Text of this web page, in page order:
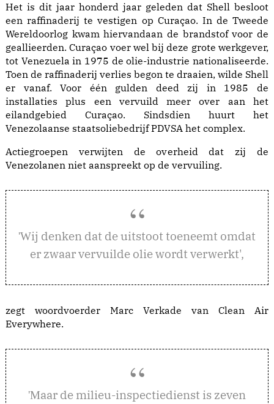
Het is dit jaar honderd jaar geleden dat Shell besloot
een raffinaderij te vestigen op Curaçao. In de Tweede
Wereldoorlog kwam hiervandaan de brandstof voor de
geallieerden. Curaçao voer wel bij deze grote werkgever,
tot Venezuela in 1975 de olie-industrie nationaliseerde.
Toen de raffinaderij verlies begon te draaien, wilde Shell
er vanaf. Voor één gulden deed zij in 1985 de
installaties plus een vervuild meer over aan het
eilandgebied Curaçao. Sindsdien huurt het
Venezolaanse staatsoliebedrijf PDVSA het complex.
Actiegroepen verwijten de overheid dat zij de
Venezolanen niet aanspreekt op de vervuiling.
'Wij denken dat de uitstoot toeneemt omdat
er zwaar vervuilde olie wordt verwerkt',
zegt woordvoerder Marc Verkade van Clean Air
Everywhere.
'Maar de milieu-inspectiedienst is zeven